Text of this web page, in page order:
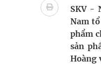
Nhiều lợi thế
Vương
Tầm soát
SKV -
Nam
phẩm
sản
Hoàng